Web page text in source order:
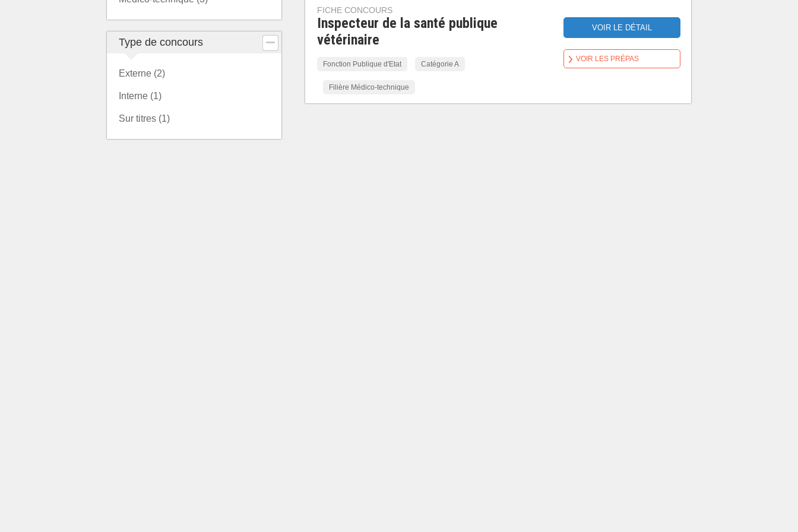
Type de concours
Externe (2)
Interne (1)
Sur titres (1)
FICHE CONCOURS
Inspecteur de la santé publique
vétérinaire
Fonction Publique d'Etat Catégorie A
Filière Médico-technique
VOIR LE DÉTAIL
VOIR LES PRÉPAS